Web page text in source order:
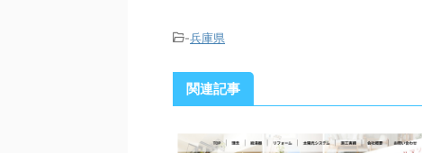
-兵庫県
関連記事